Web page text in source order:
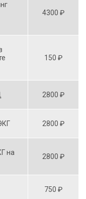
4300 ₽
150 ₽
2800 ₽
2800 ₽
на
2800 ₽
750 ₽